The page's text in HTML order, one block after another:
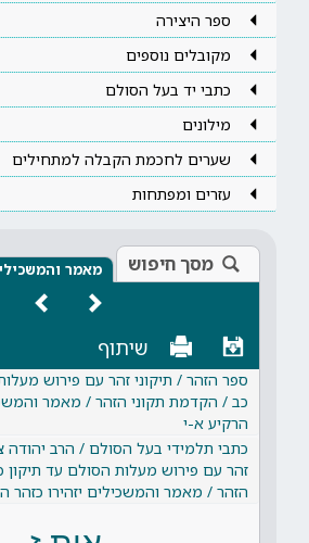
ספר היצירה
מקובלים נוספים
כתבי יד בעל הסולם
מילונים
שערים לחכמת הקבלה למתחילים
עזרים ומפתחות
מסך חיפוש מאמר
שיתוף
ספר הזהר / תיקוני זהר עם פירוש
כב / הקדמת תקוני הזהר / מאמר
הרקיע א-י
כתבי תלמידי בעל הסולם / הרב יהודה
זהר עם פירוש מעלות הסולם עד
הזהר / מאמר והמשכילים יזהירו כזהר